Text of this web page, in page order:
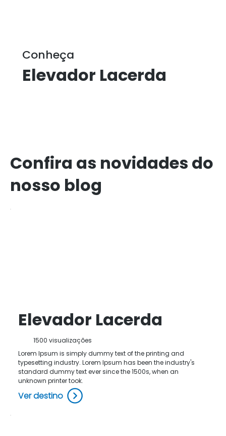
Elevador Lacerda
1500 visualizações
Lorem Ipsum is simply dummy text of the printing and
typesetting industry. Lorem Ipsum has been the industry's
standard dummy text ever since the 1500s, when an
unknown printer took.
Ver destino
Confira as novidades do
nosso blog
Conheça
Elevador Lacerda